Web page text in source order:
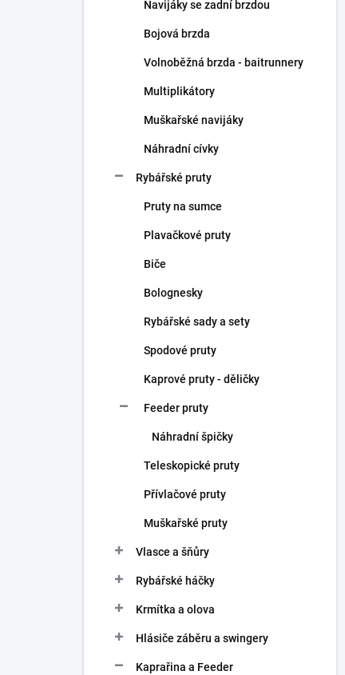
Navijáky se zadní brzdou
Bojová brzda
Volnoběžná brzda - baitrunnery
Multiplikátory
Muškařské navijáky
Náhradní cívky
Rybářské pruty
Pruty na sumce
Plavačkové pruty
Biče
Bolognesky
Rybářské sady a sety
Spodové pruty
Kaprové pruty - děličky
Feeder pruty
Náhradní špičky
Teleskopické pruty
Přívlačové pruty
Muškařské pruty
Vlasce a šňůry
Rybářské háčky
Krmítka a olova
Hlásiče záběru a swingery
Kaprařina a Feeder